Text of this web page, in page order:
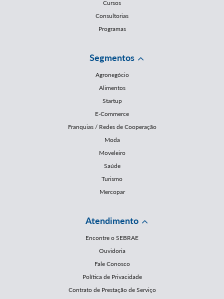
Cursos
Consultorias
Programas
Segmentos
Agronegócio
Alimentos
Startup
E-Commerce
Franquias / Redes de Cooperação
Moda
Moveleiro
Saúde
Turismo
Mercopar
Atendimento
Encontre o SEBRAE
Ouvidoria
Fale Conosco
Política de Privacidade
Contrato de Prestação de Serviço